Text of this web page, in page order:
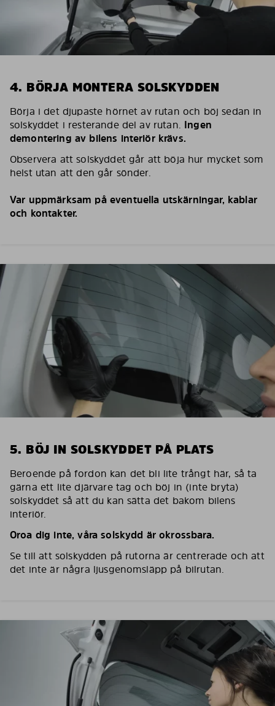
4. BÖRJA MONTERA SOLSKYDDEN
Börja i det djupaste hörnet av rutan och böj sedan in
solskyddet i resterande del av rutan. Ingen
demontering av bilens interiör krävs.
Observera att solskyddet går att böja hur mycket som
helst utan att den går sönder.
Var uppmärksam på eventuella utskärningar, kablar
och kontakter.
5. BÖJ IN SOLSKYDDET PÅ PLATS
Beroende på fordon kan det bli lite trångt här, så ta
gärna ett lite djärvare tag och böj in (inte bryta)
solskyddet så att du kan sätta det bakom bilens
interiör.
Oroa dig inte, våra solskydd är okrossbara.
Se till att solskydden på rutorna är centrerade och att
det inte är några ljusgenomsläpp på bilrutan.